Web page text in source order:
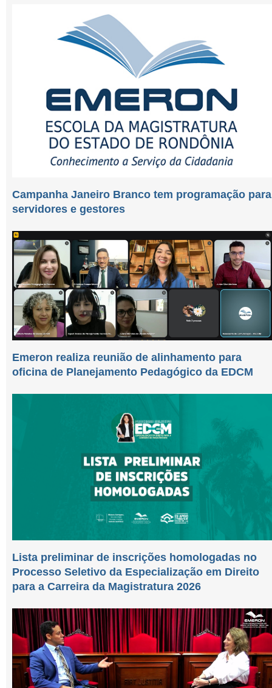
Campanha Janeiro Branco tem programação para
servidores e gestores
Emeron realiza reunião de alinhamento para
oficina de Planejamento Pedagógico da EDCM
Lista preliminar de inscrições homologadas no
Processo Seletivo da Especialização em Direito
para a Carreira da Magistratura 2026